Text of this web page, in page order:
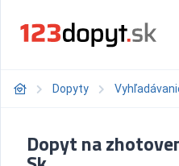
Dopyty
Dopyt na